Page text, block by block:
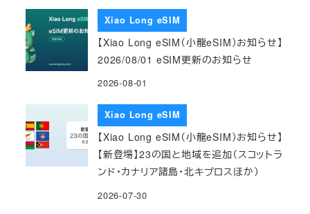
Xiao Long eSIM
【Xiao Long eSIM（小龍eSIM）お知らせ】
2026/08/01 eSIM更新のお知らせ
2026-08-01
Xiao Long eSIM
【Xiao Long eSIM（小龍eSIM）お知らせ】
【新登場】23の国と地域を追加（スコットラ
ンド・カナリア諸島・北キプロスほか）
2026-07-30